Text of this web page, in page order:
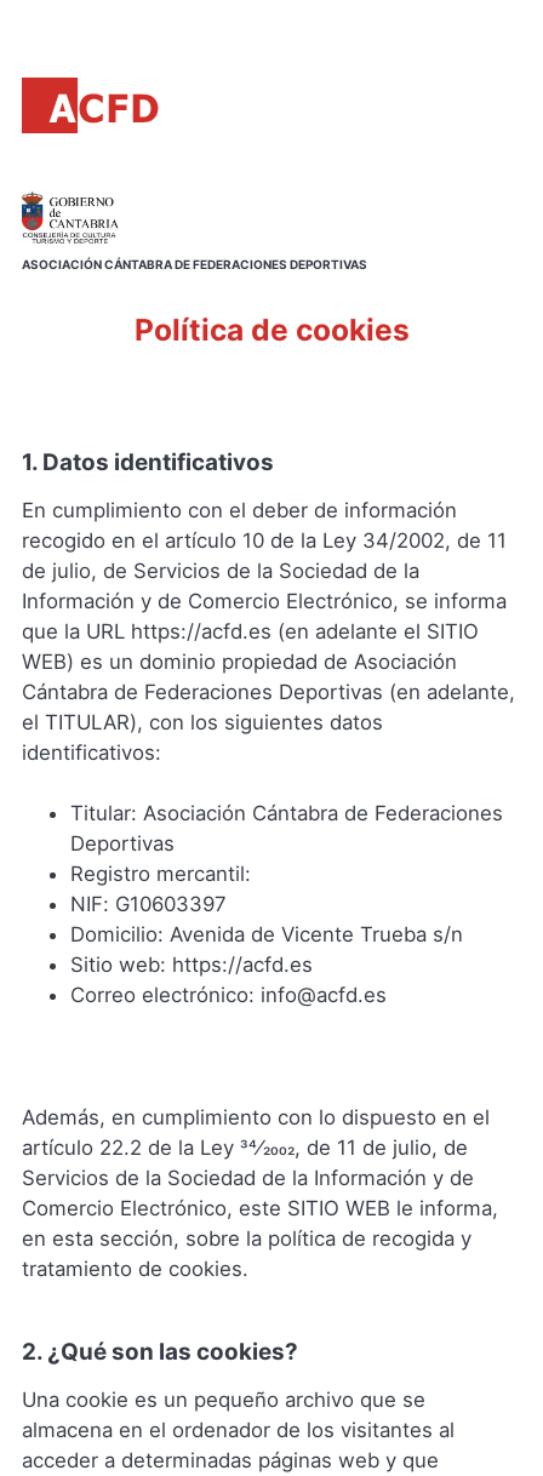
contenido
principal
ASOCIACIÓN CÁNTABRA DE FEDERACIONES DEPORTIVAS
Política de cookies
1. Datos identificativos
En cumplimiento con el deber de información
recogido en el artículo 10 de la Ley 34/2002, de 11
de julio, de Servicios de la Sociedad de la
Información y de Comercio Electrónico, se informa
que la URL https://acfd.es (en adelante el SITIO
WEB) es un dominio propiedad de Asociación
Cántabra de Federaciones Deportivas (en adelante,
el TITULAR), con los siguientes datos
identificativos:
Titular: Asociación Cántabra de Federaciones
Deportivas
Registro mercantil:
NIF: G10603397
Domicilio: Avenida de Vicente Trueba s/n
Sitio web: https://acfd.es
Correo electrónico: info@acfd.es
Además, en cumplimiento con lo dispuesto en el
artículo 22.2 de la Ley 34⁄2002, de 11 de julio, de
Servicios de la Sociedad de la Información y de
Comercio Electrónico, este SITIO WEB le informa,
en esta sección, sobre la política de recogida y
tratamiento de cookies.
2. ¿Qué son las cookies?
Una cookie es un pequeño archivo que se
almacena en el ordenador de los visitantes al
acceder a determinadas páginas web y que